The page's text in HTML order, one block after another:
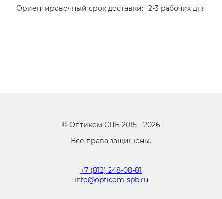
Ориентировочный срок доставки: 2-3 рабочих дня
© Оптиком СПБ 2015 - 2026
Все права защищены.
+7 (812) 248-08-81
info@opticom-spb.ru